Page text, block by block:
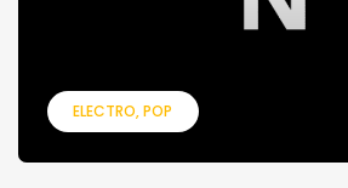
ELECTRO POP